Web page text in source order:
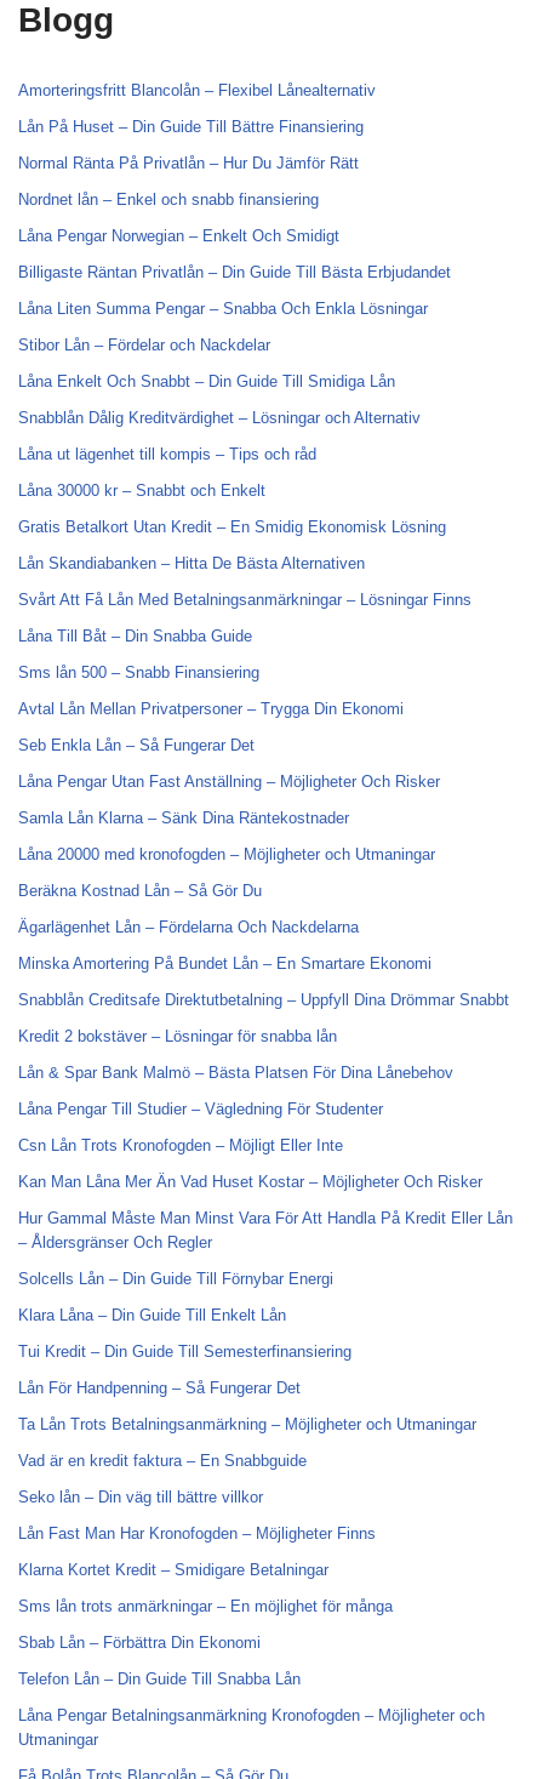
Blogg
Amorteringsfritt Blancolån – Flexibel Lånealternativ
Lån På Huset – Din Guide Till Bättre Finansiering
Normal Ränta På Privatlån – Hur Du Jämför Rätt
Nordnet lån – Enkel och snabb finansiering
Låna Pengar Norwegian – Enkelt Och Smidigt
Billigaste Räntan Privatlån – Din Guide Till Bästa Erbjudandet
Låna Liten Summa Pengar – Snabba Och Enkla Lösningar
Stibor Lån – Fördelar och Nackdelar
Låna Enkelt Och Snabbt – Din Guide Till Smidiga Lån
Snabblån Dålig Kreditvärdighet – Lösningar och Alternativ
Låna ut lägenhet till kompis – Tips och råd
Låna 30000 kr – Snabbt och Enkelt
Gratis Betalkort Utan Kredit – En Smidig Ekonomisk Lösning
Lån Skandiabanken – Hitta De Bästa Alternativen
Svårt Att Få Lån Med Betalningsanmärkningar – Lösningar Finns
Låna Till Båt – Din Snabba Guide
Sms lån 500 – Snabb Finansiering
Avtal Lån Mellan Privatpersoner – Trygga Din Ekonomi
Seb Enkla Lån – Så Fungerar Det
Låna Pengar Utan Fast Anställning – Möjligheter Och Risker
Samla Lån Klarna – Sänk Dina Räntekostnader
Låna 20000 med kronofogden – Möjligheter och Utmaningar
Beräkna Kostnad Lån – Så Gör Du
Ägarlägenhet Lån – Fördelarna Och Nackdelarna
Minska Amortering På Bundet Lån – En Smartare Ekonomi
Snabblån Creditsafe Direktutbetalning – Uppfyll Dina Drömmar Snabbt
Kredit 2 bokstäver – Lösningar för snabba lån
Lån & Spar Bank Malmö – Bästa Platsen För Dina Lånebehov
Låna Pengar Till Studier – Vägledning För Studenter
Csn Lån Trots Kronofogden – Möjligt Eller Inte
Kan Man Låna Mer Än Vad Huset Kostar – Möjligheter Och Risker
Hur Gammal Måste Man Minst Vara För Att Handla På Kredit Eller Lån
– Åldersgränser Och Regler
Solcells Lån – Din Guide Till Förnybar Energi
Klara Låna – Din Guide Till Enkelt Lån
Tui Kredit – Din Guide Till Semesterfinansiering
Lån För Handpenning – Så Fungerar Det
Ta Lån Trots Betalningsanmärkning – Möjligheter och Utmaningar
Vad är en kredit faktura – En Snabbguide
Seko lån – Din väg till bättre villkor
Lån Fast Man Har Kronofogden – Möjligheter Finns
Klarna Kortet Kredit – Smidigare Betalningar
Sms lån trots anmärkningar – En möjlighet för många
Sbab Lån – Förbättra Din Ekonomi
Telefon Lån – Din Guide Till Snabba Lån
Låna Pengar Betalningsanmärkning Kronofogden – Möjligheter och
Utmaningar